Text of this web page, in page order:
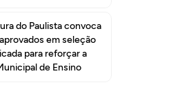
do Paulista convoca
em seleção
para reforçar a
de Ensino